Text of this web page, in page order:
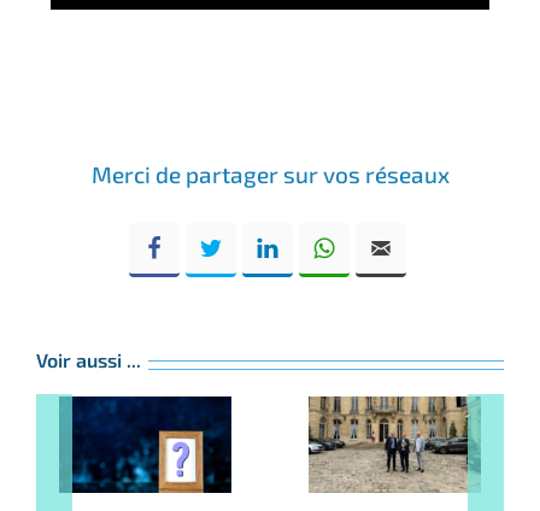
Merci de partager sur vos réseaux
Voir aussi ...